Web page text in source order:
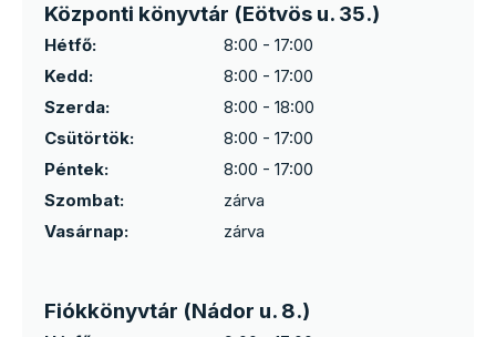
Központi könyvtár (Eötvös u. 35.)
Hétfő:
8:00 - 17:00
Kedd:
8:00 - 17:00
Szerda:
8:00 - 18:00
Csütörtök:
8:00 - 17:00
Péntek:
8:00 - 17:00
Szombat:
zárva
Vasárnap:
zárva
Fiókkönyvtár (Nádor u. 8.)